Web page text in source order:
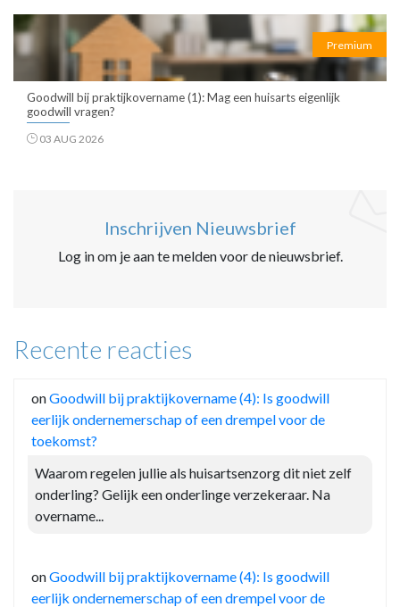
Premium
Goodwill bij praktijkovername (1): Mag een huisarts eigenlijk
goodwill vragen?
03 AUG 2026
Inschrijven Nieuwsbrief
Log in om je aan te melden voor de nieuwsbrief.
Recente reacties
onGoodwill bij praktijkovername (4): Is goodwill
eerlijk ondernemerschap of een drempel voor de
toekomst?
Waarom regelen jullie als huisartsenzorg dit niet zelf
onderling? Gelijk een onderlinge verzekeraar. Na
overname...
onGoodwill bij praktijkovername (4): Is goodwill
eerlijk ondernemerschap of een drempel voor de